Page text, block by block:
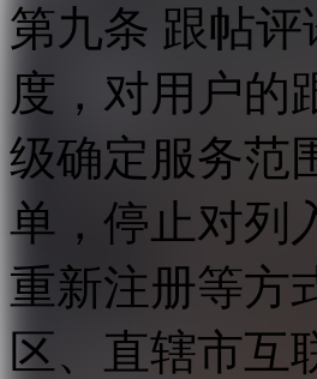
第九条 跟帖
度，对用户的
级确定服务范
单，停止对列
重新注册等方
区、直辖市互